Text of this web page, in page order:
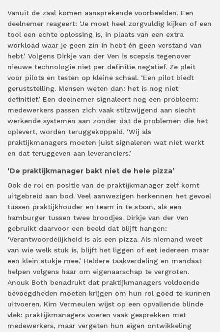
Vanuit de zaal komen aansprekende voorbeelden. Een
deelnemer reageert: ‘Je moet heel zorgvuldig kijken of een
tool een echte oplossing is, in plaats van een extra
workload waar je geen zin in hebt én geen verstand van
hebt.’ Volgens Dirkje van der Ven is scepsis tegenover
nieuwe technologie niet per definitie negatief. Ze pleit
voor pilots en testen op kleine schaal. ‘Een pilot biedt
geruststelling. Mensen weten dan: het is nog niet
definitief.’ Een deelnemer signaleert nog een probleem:
medewerkers passen zich vaak stilzwijgend aan slecht
werkende systemen aan zonder dat de problemen die het
oplevert, worden teruggekoppeld. ‘Wij als
praktijkmanagers moeten juist signaleren wat niet werkt
en dat teruggeven aan leveranciers.’
‘De praktijkmanager bakt niet de hele pizza’
Ook de rol en positie van de praktijkmanager zelf komt
uitgebreid aan bod. Veel aanwezigen herkennen het gevoel
tussen praktijkhouder en team in te staan, als een
hamburger tussen twee broodjes. Dirkje van der Ven
gebruikt daarvoor een beeld dat blijft hangen:
‘Verantwoordelijkheid is als een pizza. Als niemand weet
van wie welk stuk is, blijft het liggen of eet iedereen maar
een klein stukje mee.’ Heldere taakverdeling en mandaat
helpen volgens haar om eigenaarschap te vergroten.
Anouk Both benadrukt dat praktijkmanagers voldoende
bevoegdheden moeten krijgen om hun rol goed te kunnen
uitvoeren. Kim Vermeulen wijst op een opvallende blinde
vlek: praktijkmanagers voeren vaak gesprekken met
medewerkers, maar vergeten hun eigen ontwikkeling